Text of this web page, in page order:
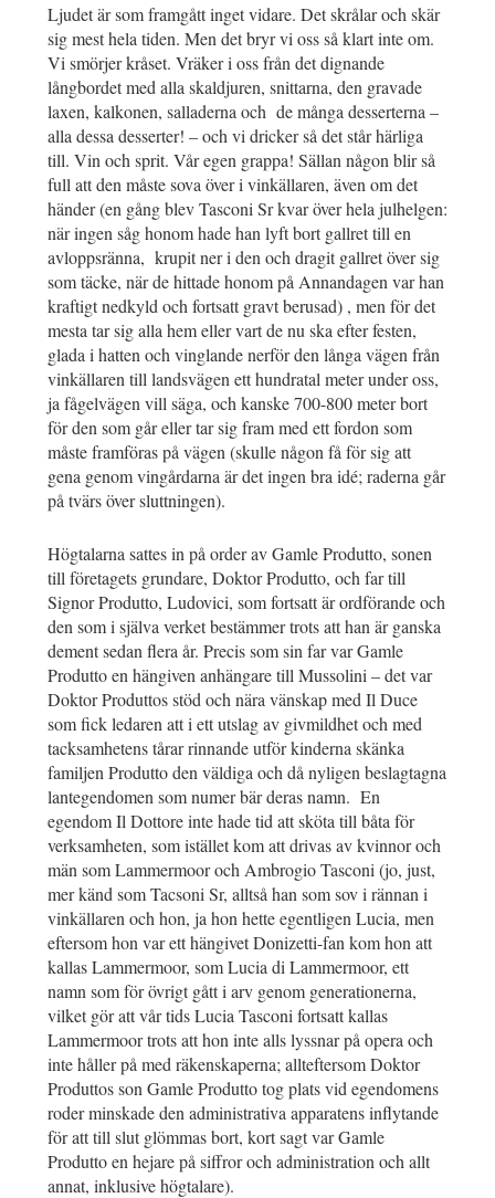
Ljudet är som framgått inget vidare. Det skrålar och skär
sig mest hela tiden. Men det bryr vi oss så klart inte om.
Vi smörjer kråset. Vräker i oss från det dignande
långbordet med alla skaldjuren, snittarna, den gravade
laxen, kalkonen, salladerna och de många desserterna –
alla dessa desserter! – och vi dricker så det står härliga
till. Vin och sprit. Vår egen grappa! Sällan någon blir så
full att den måste sova över i vinkällaren, även om det
händer (en gång blev Tasconi Sr kvar över hela julhelgen:
när ingen såg honom hade han lyft bort gallret till en
avloppsränna, krupit ner i den och dragit gallret över sig
som täcke, när de hittade honom på Annandagen var han
kraftigt nedkyld och fortsatt gravt berusad) , men för det
mesta tar sig alla hem eller vart de nu ska efter festen,
glada i hatten och vinglande nerför den långa vägen från
vinkällaren till landsvägen ett hundratal meter under oss,
ja fågelvägen vill säga, och kanske 700-800 meter bort
för den som går eller tar sig fram med ett fordon som
måste framföras på vägen (skulle någon få för sig att
gena genom vingårdarna är det ingen bra idé; raderna går
på tvärs över sluttningen).
Högtalarna sattes in på order av Gamle Produtto, sonen
till företagets grundare, Doktor Produtto, och far till
Signor Produtto, Ludovici, som fortsatt är ordförande och
den som i själva verket bestämmer trots att han är ganska
dement sedan flera år. Precis som sin far var Gamle
Produtto en hängiven anhängare till Mussolini – det var
Doktor Produttos stöd och nära vänskap med Il Duce
som fick ledaren att i ett utslag av givmildhet och med
tacksamhetens tårar rinnande utför kinderna skänka
familjen Produtto den väldiga och då nyligen beslagtagna
lantegendomen som numer bär deras namn. En
egendom Il Dottore inte hade tid att sköta till båta för
verksamheten, som istället kom att drivas av kvinnor och
män som Lammermoor och Ambrogio Tasconi (jo, just,
mer känd som Tacsoni Sr, alltså han som sov i rännan i
vinkällaren och hon, ja hon hette egentligen Lucia, men
eftersom hon var ett hängivet Donizetti-fan kom hon att
kallas Lammermoor, som Lucia di Lammermoor, ett
namn som för övrigt gått i arv genom generationerna,
vilket gör att vår tids Lucia Tasconi fortsatt kallas
Lammermoor trots att hon inte alls lyssnar på opera och
inte håller på med räkenskaperna; allteftersom Doktor
Produttos son Gamle Produtto tog plats vid egendomens
roder minskade den administrativa apparatens inflytande
för att till slut glömmas bort, kort sagt var Gamle
Produtto en hejare på siffror och administration och allt
annat, inklusive högtalare).